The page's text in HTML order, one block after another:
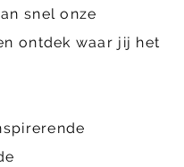
snel onze
ontdek waar jij het